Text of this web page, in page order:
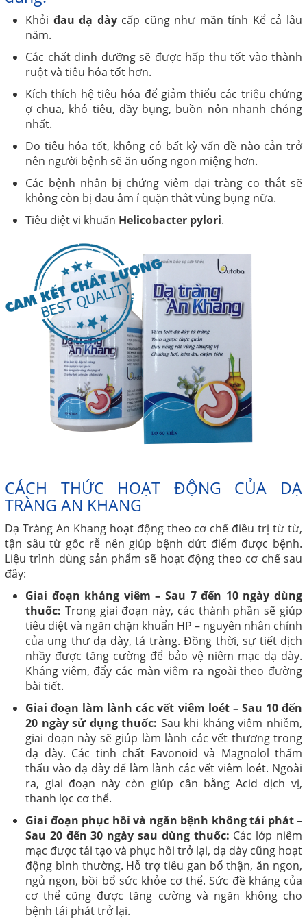
Khỏi đau dạ dàycấp cũng như mãn tính Kể cả lâu
năm.
Các chất dinh dưỡng sẽ được hấp thu tốt vào thành
ruột và tiêu hóa tốt hơn.
Kích thích hệ tiêu hóa để giảm thiểu các triệu chứng
ợ chua, khó tiêu, đầy bụng, buồn nôn nhanh chóng
nhất.
Do tiêu hóa tốt, không có bất kỳ vấn đề nào cản trở
nên người bệnh sẽ ăn uống ngon miệng hơn.
Các bệnh nhân bị chứng viêm đại tràng co thắt sẽ
không còn bị đau âm ỉ quặn thắt vùng bụng nữa.
Tiêu diệt vi khuẩn Helicobacter pylori.
CÁCH THỨC HOẠT ĐỘNG CỦA DẠ
TRÀNG AN KHANG
Dạ Tràng An Khang hoạt động theo cơ chế điều trị từ từ,
tận sâu từ gốc rễ nên giúp bệnh dứt điểm được bệnh.
Liệu trình dùng sản phẩm sẽ hoạt động theo cơ chế sau
đây:
Giai đoạn kháng viêm – Sau 7 đến 10 ngày dùng
thuốc: Trong giai đoạn này, các thành phần sẽ giúp
tiêu diệt và ngăn chặn khuẩn HP – nguyên nhân chính
của ung thư dạ dày, tá tràng. Đồng thời, sự tiết dịch
nhầy được tăng cường để bảo vệ niêm mạc dạ dày.
Kháng viêm, đẩy các màn viêm ra ngoài theo đường
bài tiết.
Giai đoạn làm lành các vết viêm loét – Sau 10 đến
20 ngày sử dụng thuốc: Sau khi kháng viêm nhiễm,
giai đoạn này sẽ giúp làm lành các vết thương trong
dạ dày. Các tinh chất Favonoid và Magnolol thẩm
thấu vào dạ dày để làm lành các vết viêm loét. Ngoài
ra, giai đoạn này còn giúp cân bằng Acid dịch vị,
thanh lọc cơ thể.
Giai đoạn phục hồi và ngăn bệnh không tái phát –
Sau 20 đến 30 ngày sau dùng thuốc: Các lớp niêm
mạc được tái tạo và phục hồi trở lại, dạ dày cũng hoạt
động bình thường. Hỗ trợ tiêu gan bổ thận, ăn ngon,
ngủ ngon, bồi bổ sức khỏe cơ thể. Sức đề kháng của
cơ thể cũng được tăng cường và ngăn không cho
bệnh tái phát trở lại.